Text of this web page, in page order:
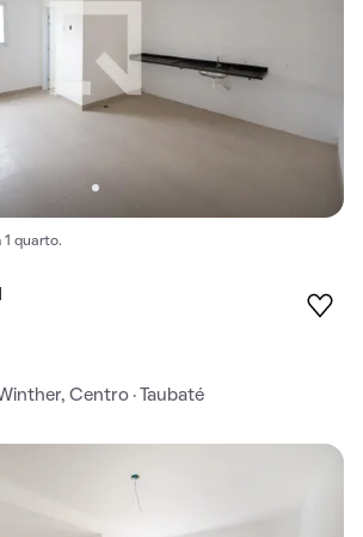
1 quarto.
Centro · Taubaté